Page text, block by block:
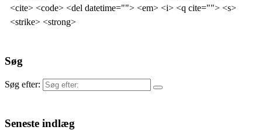
<cite> <code> <del datetime=""> <em> <i> <q cite=""> <s>
<strike> <strong>
Søg
Søg efter:
Seneste indlæg